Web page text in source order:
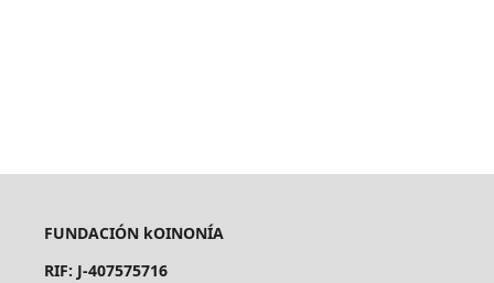
FUNDACIÓN kOINONÍA
RIF: J-407575716